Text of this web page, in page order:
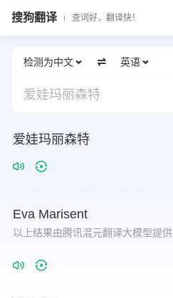
搜狗翻译 查词好，翻译快！
检测为中文 英语
爱娃玛丽森特
爱娃玛丽森特
Eva Marisent
以上结果由腾讯混元翻译大模型提供